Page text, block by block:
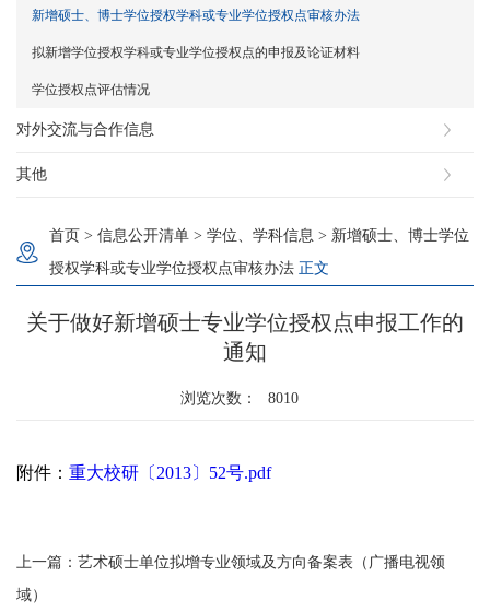
新增硕士、博士学位授权学科或专业学位授权点审核办法
拟新增学位授权学科或专业学位授权点的申报及论证材料
学位授权点评估情况
对外交流与合作信息
其他
首页 > 信息公开清单 > 学位、学科信息 > 新增硕士、博士学位
授权学科或专业学位授权点审核办法 正文
关于做好新增硕士专业学位授权点申报工作的
通知
浏览次数： 8010
附件： 重大校研〔2013〕52号.pdf
上一篇： 艺术硕士单位拟增专业领域及方向备案表（广播电视领
域）